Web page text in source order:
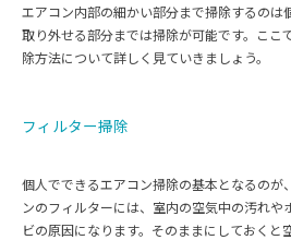
エアコン内部の細かい部分まで掃除するのは
取り外せる部分までは掃除が可能です。ここ
除方法について詳しく見ていきましょう。
フィルター掃除
個人でできるエアコン掃除の基本となるのが
ンのフィルターには、室内の空気中の汚れや
ビの原因になります。そのままにしておくと